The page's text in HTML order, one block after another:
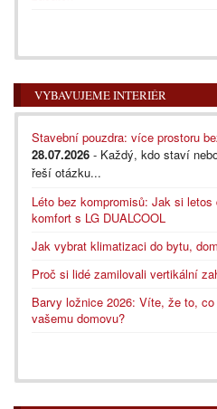
VYBAVUJEME INTERIÉR
Stavební pouzdra: více prostoru
28.07.2026 - Každý, kdo staví
řeší otázku...
Léto bez kompromisů: Jak si
komfort s LG DUALCOOL
Jak vybrat klimatizaci do bytu,
Proč si lidé zamilovali vertikální
Barvy ložnice 2026: Víte, že to,
vašemu domovu?